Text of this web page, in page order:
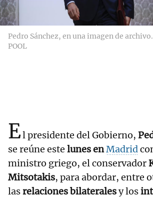
Pedro Sánchez, en una imagen de archivo.
POOL
El presidente del Gobierno,
se reúne este lunes enMadrid
ministro griego, el conservador
Mitsotakis, para abordar, entre
lasrelaciones bilateralesy los